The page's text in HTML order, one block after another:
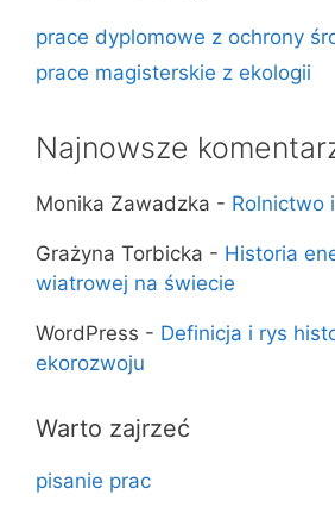
prace dyplomowe z ochrony
prace magisterskie z ekologii
Najnowsze
Monika Zawadzka - Rolnictwo
Grażyna Torbicka - Historia
wiatrowej na świecie
WordPress - Definicja i rys
ekorozwoju
Warto zajrzeć
pisanie prac